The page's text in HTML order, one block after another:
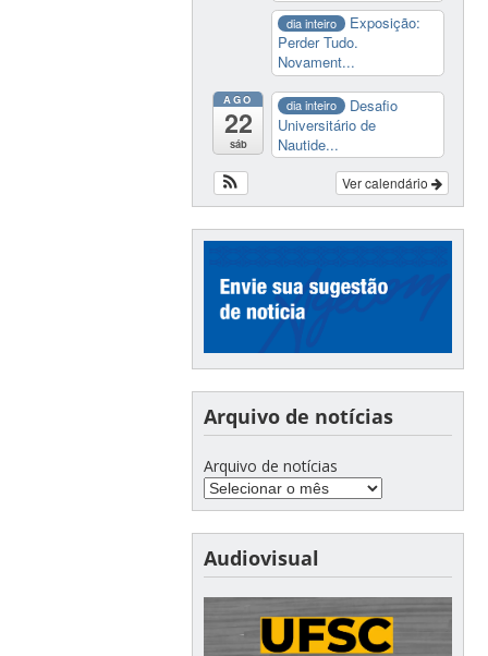
dia inteiro
Exposição:
Perder Tudo.
Novament...
AGO
22
sáb
dia inteiro
Desafio
Universitário de
Nautide...
Ver calendário
Arquivo de notícias
Arquivo de notícias
Audiovisual